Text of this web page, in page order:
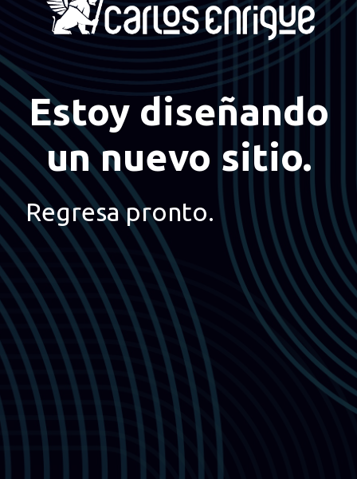
Estoy diseñando
un nuevo sitio.
Regresa pronto.